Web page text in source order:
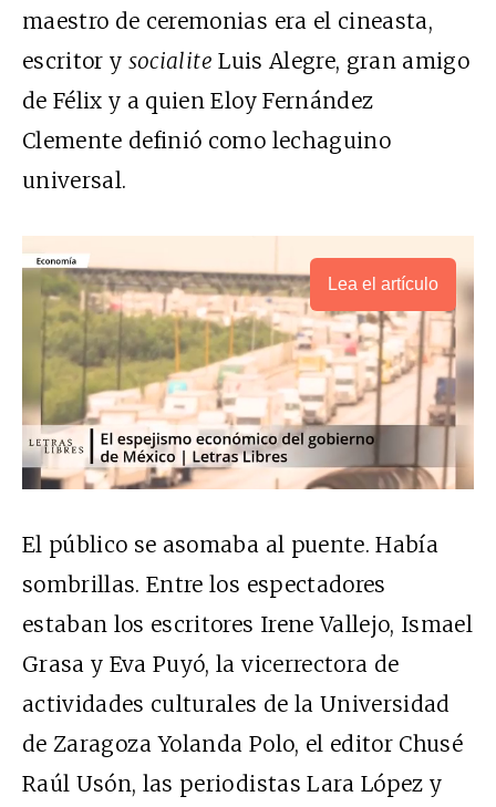
maestro de ceremonias era el cineasta,
escritor y socialite Luis Alegre, gran amigo
de Félix y a quien Eloy Fernández
Clemente definió como lechaguino
universal.
Lea el artículo
El público se asomaba al puente. Había
sombrillas. Entre los espectadores
estaban los escritores Irene Vallejo, Ismael
Grasa y Eva Puyó, la vicerrectora de
actividades culturales de la Universidad
de Zaragoza Yolanda Polo, el editor Chusé
Raúl Usón, las periodistas Lara López y